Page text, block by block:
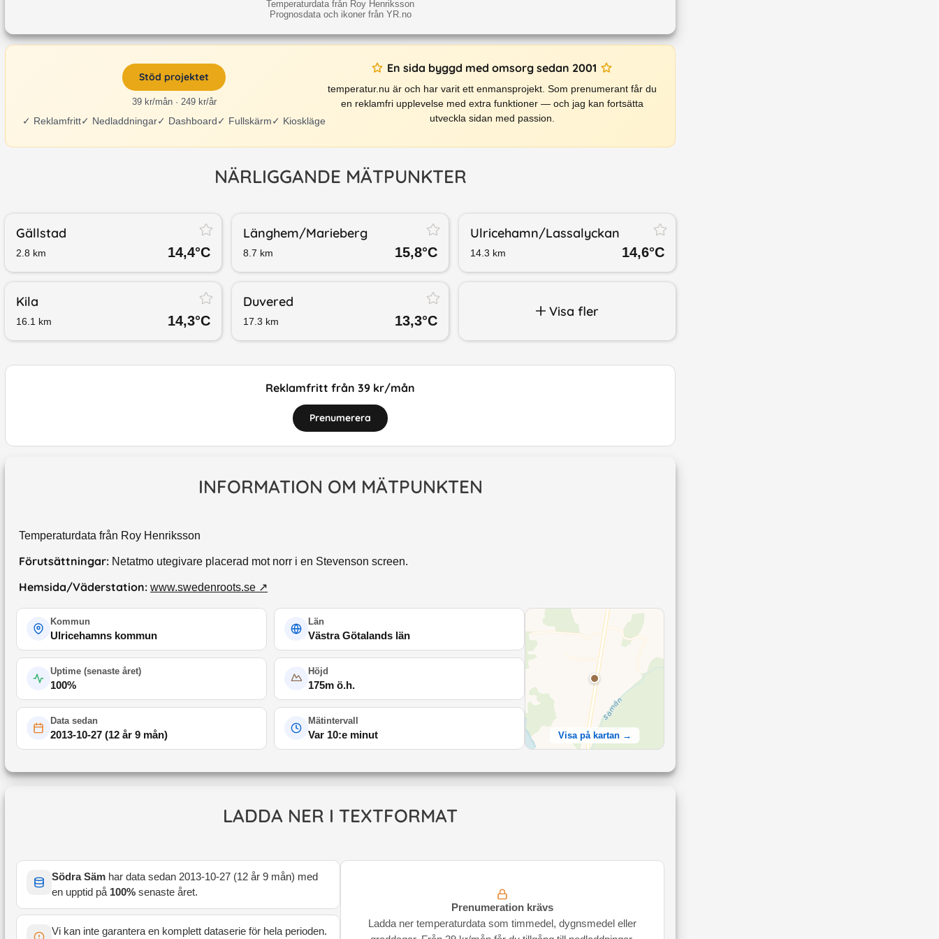
Temperaturdata från Roy Henriksson
Prognosdata och ikoner från YR.no
Stöd projektet
39 kr/mån · 249 kr/år
✓ Reklamfritt✓ Nedladdningar✓ Dashboard✓ Fullskärm✓ Kioskläge
En sida byggd med omsorg sedan 2001
temperatur.nu är och har varit ett enmansprojekt. Som prenumerant får du
en reklamfri upplevelse med extra funktioner — och jag kan fortsätta
utveckla sidan med passion.
NÄRLIGGANDE MÄTPUNKTER
Gällstad
2.8 km 14,4°C
Länghem/​Marieberg
8.7 km 15,8°C
Ulricehamn/​Lassalyckan
14.3 km 14,6°C
Kila
16.1 km 14,3°C
Duvered
17.3 km 13,3°C
Visa fler
Reklamfritt från 39 kr/mån
Prenumerera
INFORMATION OM MÄTPUNKTEN
Temperaturdata från Roy Henriksson
Förutsättningar: Netatmo utegivare placerad mot norr i en Stevenson screen.
Hemsida/Väderstation: www.swedenroots.se ↗
Kommun
Ulricehamns kommun
Län
Västra Götalands län
Uptime (senaste året)
100%
Höjd
175m ö.h.
Data sedan
2013-10-27 (12 år 9 mån)
Mätintervall
Var 10:e minut Visa på kartan →
LADDA NER I TEXTFORMAT
Södra Säm har data sedan 2013-10-27 (12 år 9 mån) med
en upptid på 100% senaste året.
Vi kan inte garantera en komplett dataserie för hela perioden.
Prenumeration krävs
Ladda ner temperaturdata som timmedel, dygnsmedel eller